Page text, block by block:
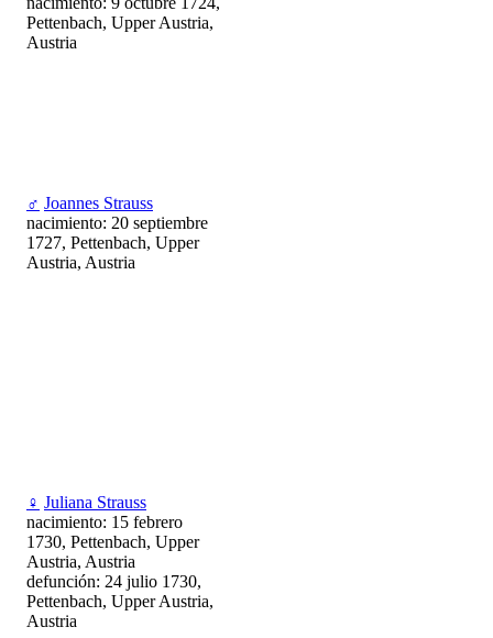
Pettenbach, Upper Austria,
Austria
♂ Joannes Strauss
nacimiento: 20 septiembre
1727, Pettenbach, Upper
Austria, Austria
♀ Juliana Strauss
nacimiento: 15 febrero
1730, Pettenbach, Upper
Austria, Austria
defunción: 24 julio 1730,
Pettenbach, Upper Austria,
Austria